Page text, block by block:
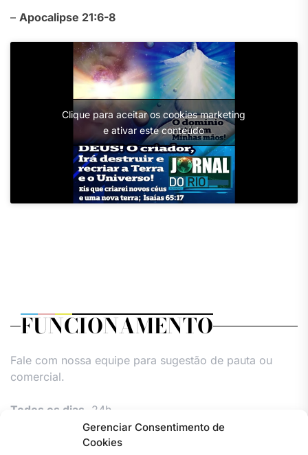
Gerenciar Consentimento de
Cookies
– Apocalipse 21:6-8
Clique para aceitar os cookies marketing
e ativar este conteúdo
FUNCIONAMENTO
Fale com nossa equipe para sugestão de pauta ou
comercial.
Todos os dias, 24h.